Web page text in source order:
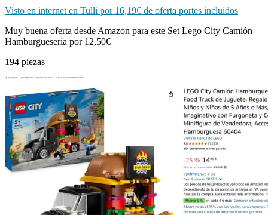
Visto en internet en Tulli por 16,19€ de oferta portes incluidos
Muy buena oferta desde Amazon para este Set Lego City Camión
Hamburguesería por 12,50€
194 piezas